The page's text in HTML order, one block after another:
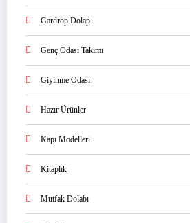
Gardrop Dolap
Genç Odası Takımı
Giyinme Odası
Hazır Ürünler
Kapı Modelleri
Kitaplık
Mutfak Dolabı